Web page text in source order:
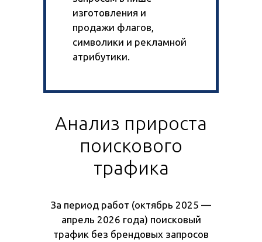
изготовления и
продажи флагов,
символики и рекламной
атрибутики.
Анализ прироста
поискового
трафика
За период работ (октябрь 2025 —
апрель 2026 года) поисковый
трафик без брендовых запросов